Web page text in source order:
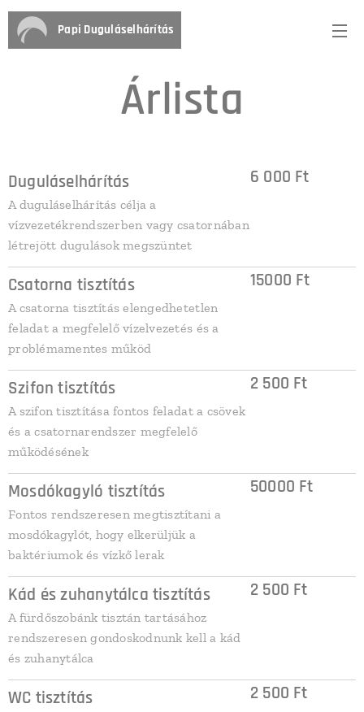
Papi Duguláselhárítás
Árlista
Duguláselhárítás
A duguláselhárítás célja a
vízvezetékrendszerben vagy csatornában
létrejött dugulások megszüntet
6 000 Ft
Csatorna tisztítás
A csatorna tisztítás elengedhetetlen
feladat a megfelelő vízelvezetés és a
problémamentes működ
15000 Ft
Szifon tisztítás
A szifon tisztítása fontos feladat a csövek
és a csatornarendszer megfelelő
működésének
2 500 Ft
Mosdókagyló tisztítás
Fontos rendszeresen megtisztítani a
mosdókagylót, hogy elkerüljük a
baktériumok és vízkő lerak
50000 Ft
Kád és zuhanytálca tisztítás
A fürdőszobánk tisztán tartásához
rendszeresen gondoskodnunk kell a kád
és zuhanytálca
2 500 Ft
WC tisztítás 2 500 Ft